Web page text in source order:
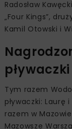
Radosław
„Four Kings”,
Kamil Otowski i
pływaczki
Tym razem
pływaczki: Laurę
razem w
Mazowsze